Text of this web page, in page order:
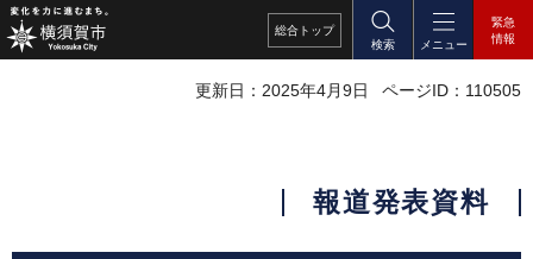
総合 トップ
検索
メニュー
緊急
情報
更新日：2025年4月9日 ページID：110505
報道発表資料